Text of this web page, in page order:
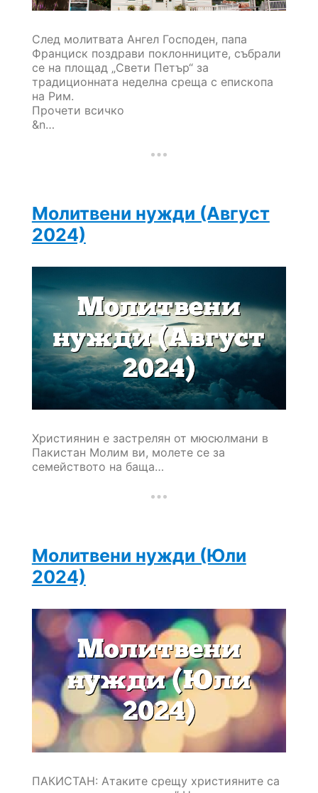
След молитвата Ангел Господен, папа
Франциск поздрави поклонниците, събрали
се на площад „Свети Петър“ за
традиционната неделна среща с епископа
на Рим.
Прочети всичко
&n…
Молитвени нужди (Август
2024)
Християнин е застрелян от мюсюлмани в
Пакистан Молим ви, молете се за
семейството на баща…
Молитвени нужди (Юли
2024)
ПАКИСТАН: Атаките срещу християните са